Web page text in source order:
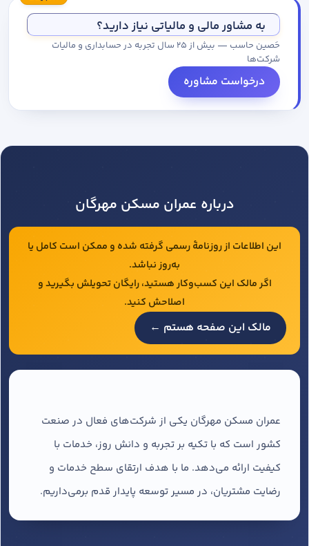
به مشاور مالی و مالیاتی نیاز دارید؟
حَصین حاسب — بیش از ۲۵ سال تجربه در حسابداری و مالیات
شرکت‌ها
درخواست مشاوره
درباره عمران مسکن مهرگان
این اطلاعات از روزنامهٔ رسمی گرفته شده و ممکن است کامل یا
به‌روز نباشد.
اگر مالک این کسب‌وکار هستید، رایگان تحویلش بگیرید و
اصلاحش کنید.
مالک این صفحه هستم ←
عمران مسکن مهرگان یکی از شرکت‌های فعال در صنعت
کشور است که با تکیه بر تجربه و دانش روز، خدمات با
کیفیت ارائه می‌دهد. ما با هدف ارتقای سطح خدمات و
رضایت مشتریان، در مسیر توسعه پایدار قدم برمی‌داریم.